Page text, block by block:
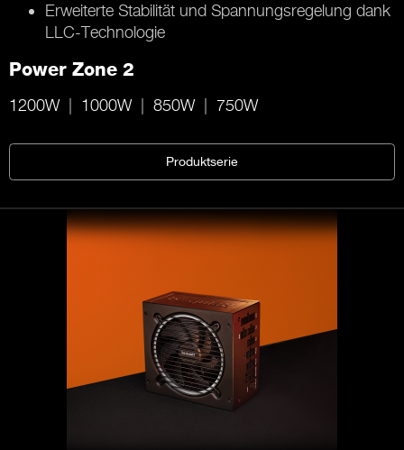
Erweiterte Stabilität und Spannungsregelung dank
LLC-Technologie
Power Zone 2
1200W 1000W 850W 750W
Produktserie